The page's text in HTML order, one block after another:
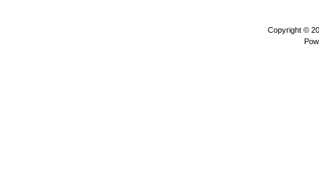
Copyright ©